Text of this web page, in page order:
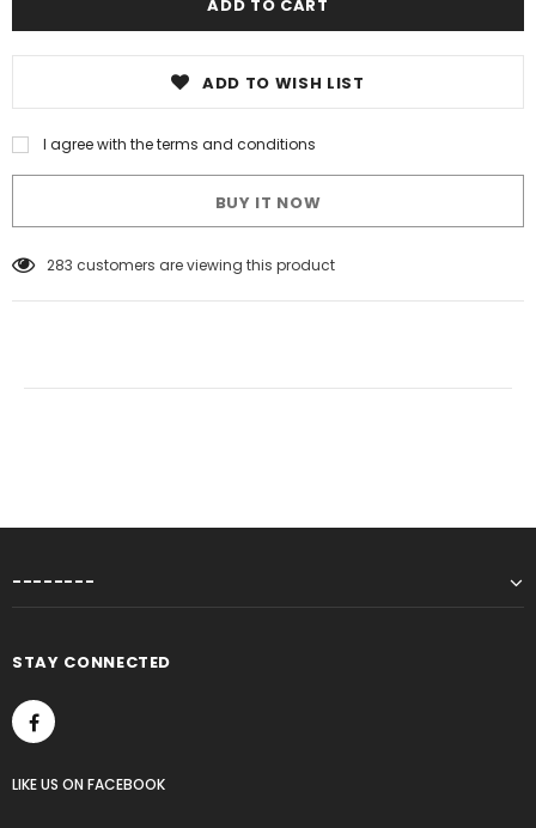
ADD TO WISH LIST
I agree with the terms and conditions
BUY IT NOW
283 customers are viewing this product
--------
STAY CONNECTED
LIKE US ON FACEBOOK